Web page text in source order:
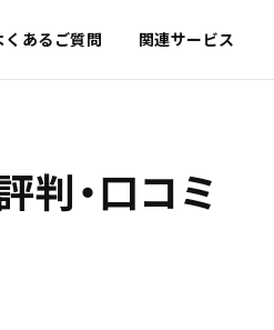
くあるご質問 関連サービス
判・口コミ